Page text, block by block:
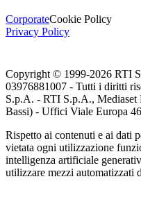
CorporateCookie Policy
Privacy Policy
Copyright © 1999-2026 RTI
03976881007 - Tutti i diritti
S.p.A. - RTI S.p.A., Mediaset
Bassi) - Uffici Viale Europa
Rispetto ai contenuti e ai dati
vietata ogni utilizzazione
intelligenza artificiale
utilizzare mezzi automatizzati